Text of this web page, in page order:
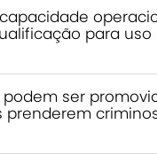
para
podem ser
prenderem